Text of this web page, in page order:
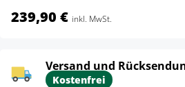
239,90 € inkl. MwSt.
Versand und
Kostenfrei